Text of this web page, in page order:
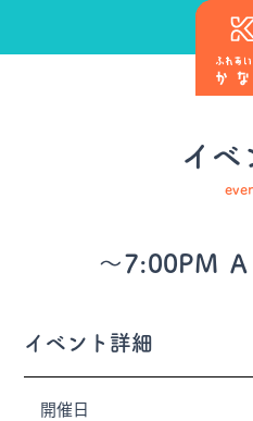
イベ
～7:00PM
イベント詳細
開催日